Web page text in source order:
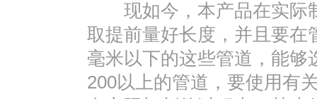
现如今，本产品在实际
取提前量好长度，并且要在
毫米以下的这些管道，能够
200以上的管道，要使用有